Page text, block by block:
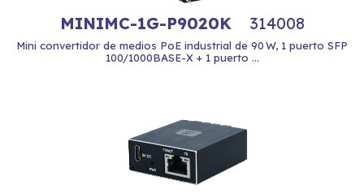
MINIMC-1G-P9020K 314008
Mini convertidor de medios PoE industrial de 90 W, 1 puerto SFP
100/1000BASE-X + 1 puerto ...